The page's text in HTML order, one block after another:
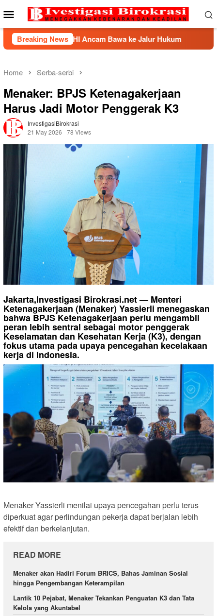
to
Mobile
Menu
Breaking News
Ancam Bawa ke Jalur Hukum Kemnaker
Home Serba-serbi
Menaker: BPJS Ketenagakerjaan
Harus Jadi Motor Penggerak K3
InvestigasiBirokrasi
21 May 2026
78 Views
Jakarta,Investigasi Birokrasi.net — Menteri
Ketenagakerjaan (Menaker) Yassierli menegaskan
bahwa BPJS Ketenagakerjaan perlu mengambil
peran lebih sentral sebagai motor penggerak
Keselamatan dan Kesehatan Kerja (K3), dengan
fokus utama pada upaya pencegahan kecelakaan
kerja di Indonesia.
Menaker Yassierli menilai upaya pencegahan perlu terus
diperkuat agar perlindungan pekerja dapat berjalan lebih
efektif dan berkelanjutan.
READ MORE
Menaker akan Hadiri Forum BRICS, Bahas Jaminan Sosial
hingga Pengembangan Keterampilan
Lantik 10 Pejabat, Menaker Tekankan Penguatan K3 dan Tata
Kelola yang Akuntabel